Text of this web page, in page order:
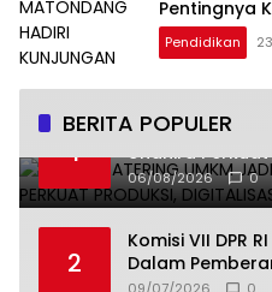
Pentingnya
dan Daerah
Pendidikan
BERITA POPULER
1
Smart Catering
Undhira
Pengelolaan
06/08/2026 0
2
Komisi VII DPR
Dalam
Wisata